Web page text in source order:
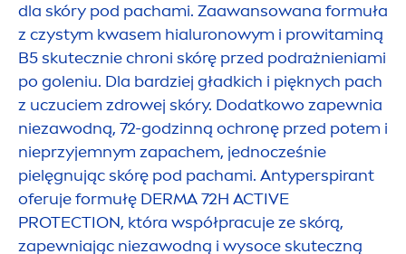
dla skóry pod pachami. Zaawansowana formuła
z czystym kwasem hialuronowym i prowitaminą
B5 skutecznie chroni skórę przed podrażnieniami
po goleniu. Dla bardziej gładkich i pięknych pach
z uczuciem zdrowej skóry. Dodatkowo zapewnia
niezawodną, 72-godzinną ochronę przed potem i
nieprzyjemnym zapachem, jednocześnie
pielęgnując skórę pod pachami. Antyperspirant
oferuje formułę DERMA 72H ACTIVE
PROTECTION, która współpracuje ze skórą,
zapewniając niezawodną i wysoce skuteczną